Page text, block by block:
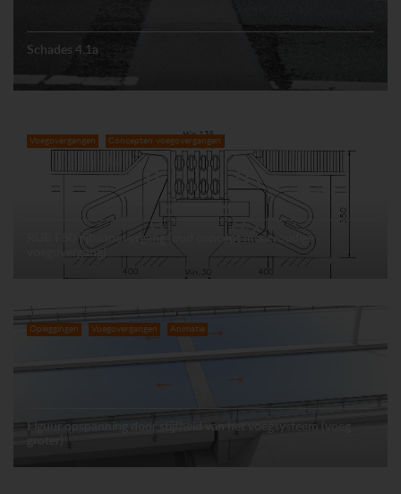
Schades 4.1a
Voegovergangen Concepten voegovergangen
RUB F80 rijbaanovergang (oud concept meervoudige
voegovergang)
Opleggingen Voegovergangen Animatie
Figuur opspanning door stijfheid van het voegsysteem (voeg